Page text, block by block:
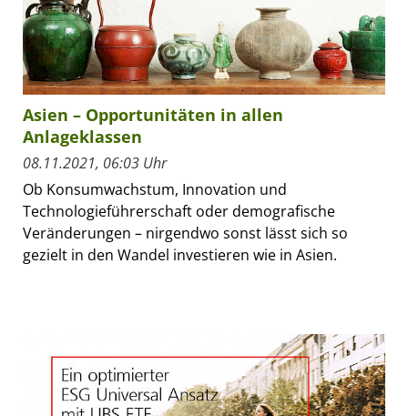
Asien – Opportunitäten in allen
Anlageklassen
08.11.2021, 06:03 Uhr
Ob Konsumwachstum, Innovation und
Technologieführerschaft oder demografische
Veränderungen – nirgendwo sonst lässt sich so
gezielt in den Wandel investieren wie in Asien.